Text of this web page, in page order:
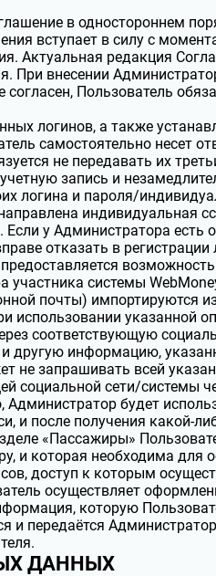
в одностороннем
вступает в силу с
Актуальная редакция
При внесении
Пользователь
логинов, а также
самостоятельно несет
не передавать их
запись и
логина и пароля/
индивидуальная
у Администратора есть
отказать в регистрации
участника системы
почты) импортируются
использовании указанной
соответствующую
другую информацию,
не запрашивать всей
социальной сети/системы
будет
и после получения какой-
«Пассажиры»
и которая необходима для
доступ к которым
осуществляет
которую
и передаётся
ДАННЫХ